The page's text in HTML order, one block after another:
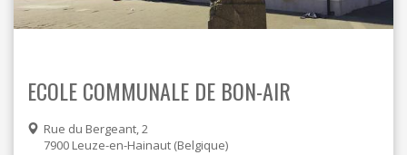
ECOLE COMMUNALE DE BON-AIR
Rue du Bergeant, 2
7900 Leuze-en-Hainaut Belgique